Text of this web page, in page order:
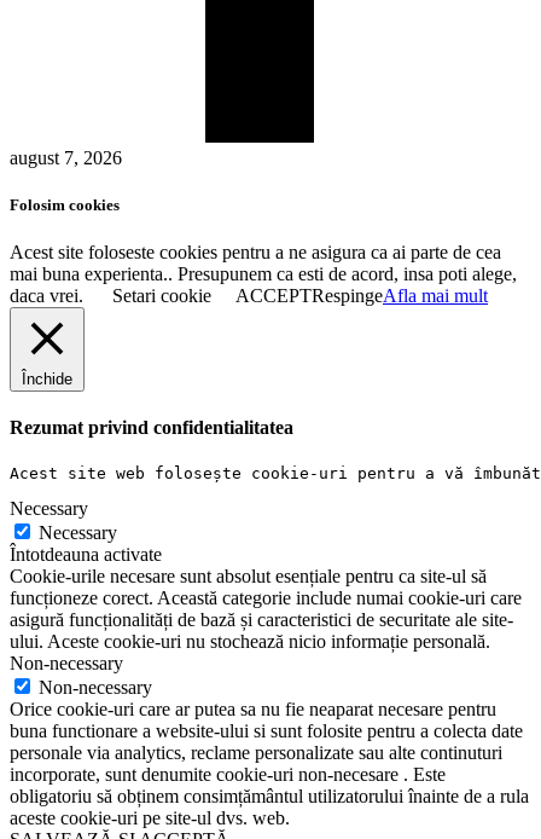
august 7, 2026
Folosim cookies
Acest site foloseste cookies pentru a ne asigura ca ai parte de cea
mai buna experienta.. Presupunem ca esti de acord, insa poti alege,
daca vrei.
Setari cookie ACCEPTRespingeAfla mai mult
Închide
Rezumat privind confidentialitatea
Acest site web folosește cookie-uri pentru a vă
Necessary
Necessary
Întotdeauna activate
Cookie-urile necesare sunt absolut esențiale pentru ca site-ul să
funcționeze corect. Această categorie include numai cookie-uri care
asigură funcționalități de bază și caracteristici de securitate ale site-
ului. Aceste cookie-uri nu stochează nicio informație personală.
Non-necessary
Non-necessary
Orice cookie-uri care ar putea sa nu fie neaparat necesare pentru
buna functionare a website-ului si sunt folosite pentru a colecta date
personale via analytics, reclame personalizate sau alte continuturi
incorporate, sunt denumite cookie-uri non-necesare . Este
obligatoriu să obținem consimțământul utilizatorului înainte de a rula
aceste cookie-uri pe site-ul dvs. web.